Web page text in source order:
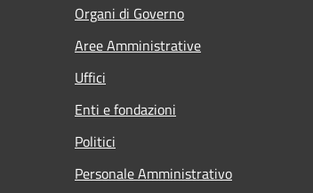
Organi di Governo
Aree Amministrative
Uffici
Enti e fondazioni
Politici
Personale Amministrativo